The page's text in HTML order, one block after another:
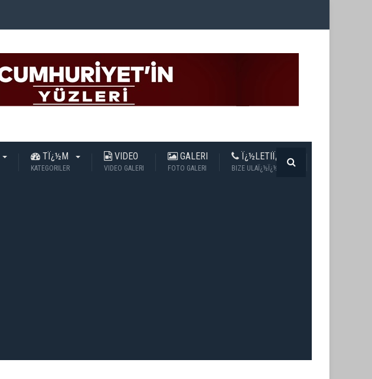
TÏ¿½M
KATEGORILER
VIDEO
VIDEO GALERI
GALERI
FOTO GALERI
Ï¿½LETIÏ¿½IM
BIZE ULAÏ¿½Ï¿½N